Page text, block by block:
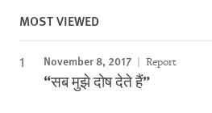
MOST VIEWED
November 8, 2017 Report
“सब मुझे दोष देते हैं”